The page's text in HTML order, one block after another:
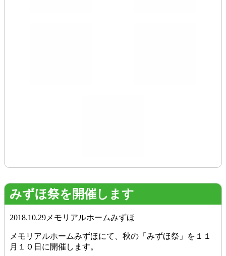
みずほ祭を開催します
2018.10.29 メモリアルホームみずほ
メモリアルホームみずほにて、秋の「みずほ祭」を１１
月１０日に開催します。